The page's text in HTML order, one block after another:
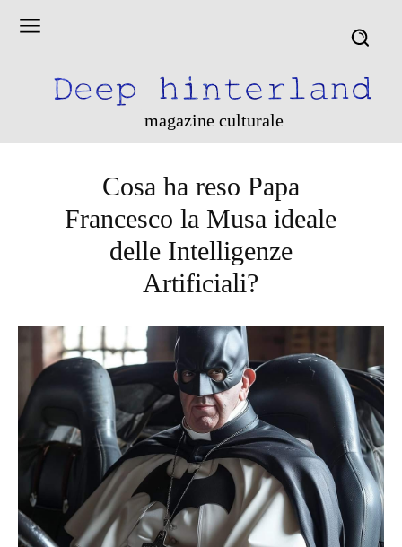
magazine culturale
Cosa ha reso Papa
Francesco la Musa ideale
delle Intelligenze
Artificiali?